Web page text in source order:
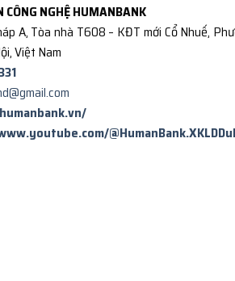
CÔNG NGHỆ HUMANBANK
A, Tòa nhà T608 – KĐT mới Cổ Nhuế,
Việt Nam